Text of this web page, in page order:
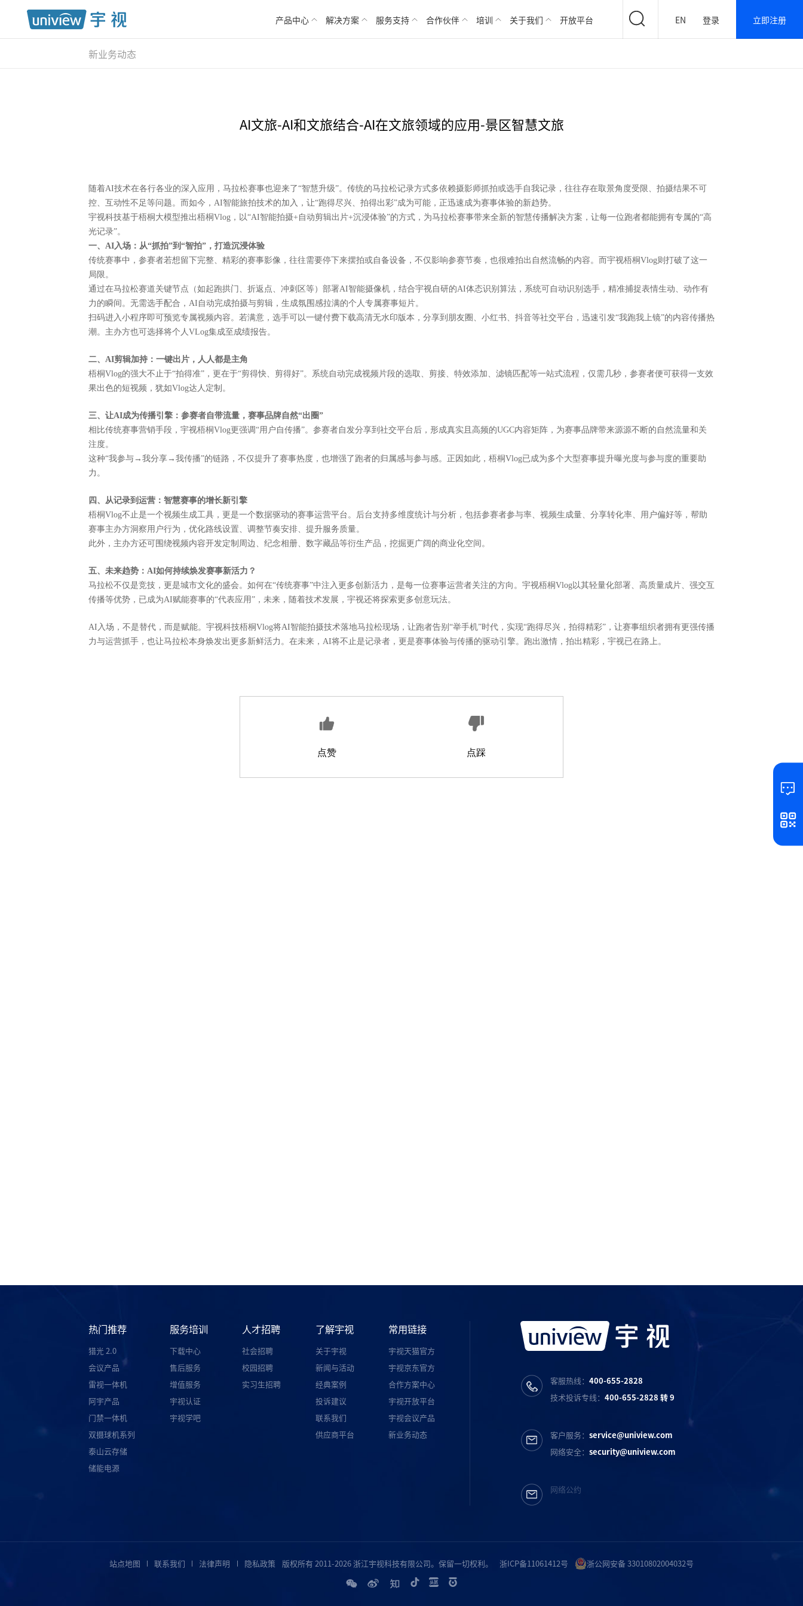
产品中心 解决方案 服务支持 合作伙伴 培训 关于我们 开放平台 EN 登录 立即注册
新业务动态
AI文旅-AI和文旅结合-AI在文旅领域的应用-景区智慧文旅
随着AI技术在各行各业的深入应用，马拉松赛事也迎来了“智慧升级”。传统的马拉松记录方式多依赖摄影师抓拍或选手自我记录，往往存在取景角度受限、拍摄结果不可
控、互动性不足等问题。而如今，AI智能旅拍技术的加入，让“跑得尽兴、拍得出彩”成为可能，正迅速成为赛事体验的新趋势。
宇视科技基于梧桐 大模型推出梧桐Vlog，以“AI智能拍摄+自动剪辑出片+沉浸体验”的方式，为马拉松赛事带来全新的智慧传播解决方案，让每一位跑者都能拥有专属的“高
光记录”。
一、 AI入场：从“抓拍”到“智拍”，打造沉浸体验
传统赛事中，参赛者若想留下完整、精彩的赛事影像，往往需要停下来摆拍或自备设备，不仅影响参赛节奏，也很难拍出自然流畅的内容。而宇视梧桐Vlog则打破了这一
局限。
通过在马拉松赛道关键节点（如起跑拱门、折返点、冲刺区等）部署AI智能摄像机，结合宇视自研的AI体态识别算法，系统可自动识别选手，精准捕捉表情生动、动作有
力的瞬间。无需选手配合， AI自动完成拍摄与剪辑，生成氛围感拉满的个人专属赛事短片。
扫码进入小程序即可预览专属视频内容。若满意，选手可以一键付费下载高清无水印版本，分享到朋友圈、小红书、抖音等社交平台，迅速引发“我跑我上镜”的内容传播热
潮。 主办方也可选择将个人VLog集成至成绩报告。
二、 AI剪辑加持：一键出片，人人都是主角
梧桐Vlog的强大不止于“拍得准”，更在于“剪得快、剪得好”。系统自动完成视频片段的选取、剪接、特效添加、滤镜匹配等一站式流程 ， 仅需几秒，参赛者便可获得一支效
果出色的短视频，犹如Vlog达人定制。
三、让AI成为传播引擎：参赛者自带流量，赛事品牌自然“出圈”
相比传统赛事营销手段，宇视梧桐Vlog更强调“用户自传播”。参赛者自发分享到社交平台后，形成真实且高频的UGC内容矩阵，为赛事品牌带来源源不断的自然流量和关
注度。
这种“我参与→我分享→我传播”的链路，不仅提升了赛事热度，也增强了跑者的归属感与参与感。正因如此，梧桐Vlog已成为多个大型赛事提升曝光度与参与度的重要助
力。
四、从记录到运营：智慧赛事的增长新引擎
梧桐Vlog不止是一个视频生成工具，更是一个数据驱动的赛事运营平台。后台支持多维度统计与分析，包括参赛者参与率、视频生成量、分享转化率、用户偏好等，帮助
赛事主办方洞察用户行为，优化路线设置、调整节奏安排、提升服务质量。
此外，主办方还可围绕视频内容开发定制周边、纪念相册、数字藏品等衍生产品，挖掘更广阔的商业化空间。
五、未来趋势： AI如何持续焕发赛事新活力？
马拉松不仅是竞技，更是城市文化的盛会。如何在“传统赛事”中注入更多创新活力，是每一位赛事运营者关注的方向。宇视梧桐Vlog以其轻量化部署、高质量成片、强交互
传播等优势，已成为AI赋能赛事的“代表应用”， 未来，随着技术发展，宇视还将探索更多创意玩法。
AI入场，不是替代，而是赋能。宇视科技梧桐Vlog将AI智能拍摄技术落地马拉松现场，让跑者告别“举手机”时代，实现“跑得尽兴，拍得精彩”，让赛事组织者拥有更强传播
力与运营抓手，也让马拉松本身焕发出更多新鲜活力。在未来，AI将不止是记录者，更是赛事体验与传播的驱动引擎。跑出激情，拍出精彩，宇视已在路上。
热门推荐
猎光 2.0
会议产品
雷视一体机
阿宇产品
门禁一体机
双摄球机系列
泰山云存储
储能电源
服务培训
下载中心
售后服务
增值服务
宇视认证
宇视学吧
人才招聘
社会招聘
校园招聘
实习生招聘
了解宇视
关于宇视
新闻与活动
经典案例
投诉建议
联系我们
供应商平台
常用链接
宇视天猫官方
宇视京东官方
合作方案中心
宇视开放平台
宇视会议产品
新业务动态
客服热线：400-655-2828
技术投诉专线：400-655-2828 转 9
客户服务：service@uniview.com
网络安全：security@uniview.com
网络公约
站点地图 联系我们 法律声明 隐私政策 版权所有 2011-2026 浙江宇视科技有限公司。保留一切权利。 浙ICP备11061412号 浙公网安备 33010802004032号